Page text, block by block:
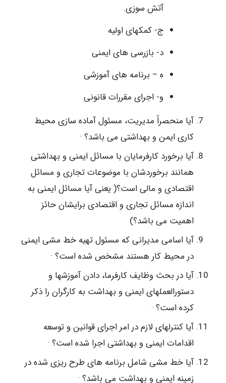
آتش سوزی.
ج- کمکهای اولیه
د- بازرسی های ایمنی
ه – برنامه های آموزشی
و- اجرای مقررات قانونی
آیا منحصراً مدیریت، مسئول آماده سازی محیط
کاری ایمن و بهداشتی می باشد؟ ·
آیا برخورد کارفرمایان با مسائل ایمنی و بهداشتی
همانند برخوردشان با موضوعات تجاری و مسائل
اقتصادی و مالی است؟( یعنی آیا مسائل ایمنی به
اندازه مسائل تجاری و اقتصادی برایشان حائز
اهمیت می باشد؟)
آیا اسامی مدیرانی که مسئول تهیه خط مشی ایمنی
در محیط کار هستند مشخص شده است؟ ·
آیا در بحث وظایف کارفرما، دادن آموزشها و
دستورالعملهای ایمنی و بهداشت به کارگران را ذکر
کرده است؟ ·
آیا کنترلهای لازم در امر اجرای قوانین و توسعه
اقدامات ایمنی و بهداشتی اجرا شده است؟ ·
آیا خط مشی شامل برنامه های طرح ریزی شده در
زمینه ایمنی و بهداشت می باشد؟ ·